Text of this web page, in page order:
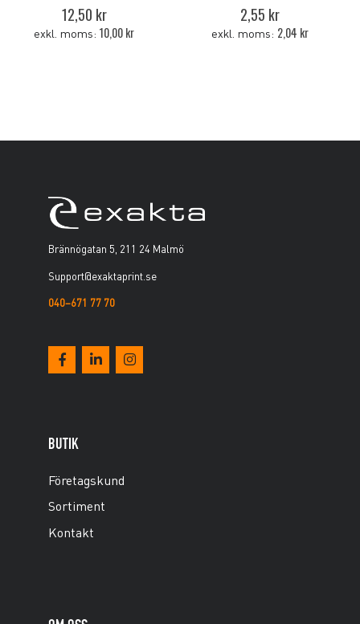
12,50 kr
10,00 kr
2,55 kr
2,04 kr
Brännögatan 5, 211 24 Malmö
Support@exaktaprint.se
040–671 77 70
BUTIK
Företagskund
Sortiment
Kontakt